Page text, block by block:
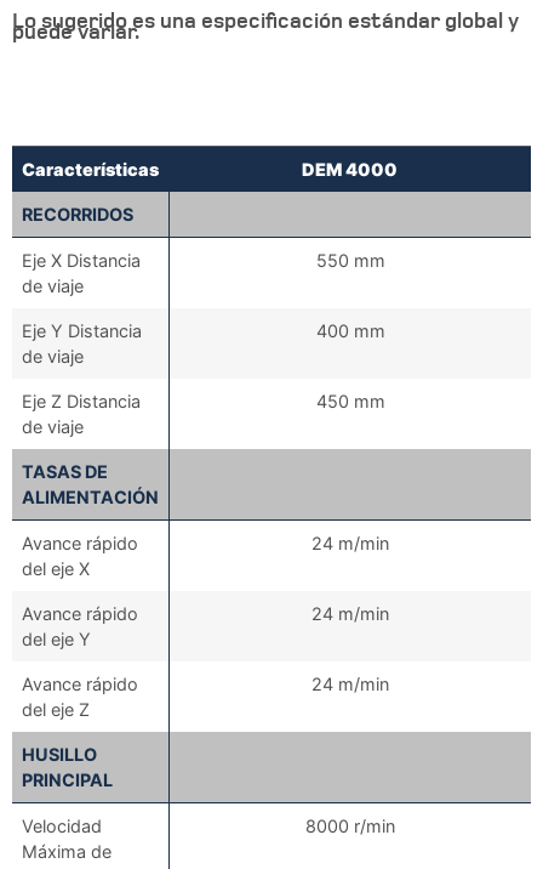
Lo sugerido es una especificación estándar global y
puede variar.
Características
DEM 4000
Características
RECORRIDOS
Eje X Distancia
de viaje
550 mm
Eje Y Distancia
de viaje
400 mm
Eje Z Distancia
de viaje
450 mm
TASAS DE
ALIMENTACIÓN
Avance rápido
del eje X
24 m/min
Avance rápido
del eje Y
24 m/min
Avance rápido
del eje Z
24 m/min
HUSILLO
PRINCIPAL
Velocidad
Máxima de
8000 r/min